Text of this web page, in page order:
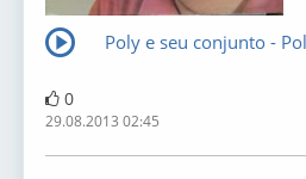
Poly e seu conjunto -
0
29.08.2013 02:45